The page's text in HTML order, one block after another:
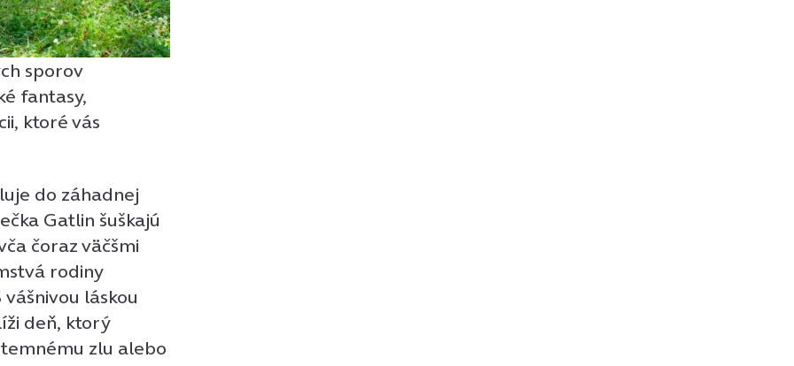
sporov
fantasy,
ktoré vás
do záhadnej
Gatlin šuškajú
čoraz väčšmi
rodiny
láskou
deň, ktorý
zlu alebo